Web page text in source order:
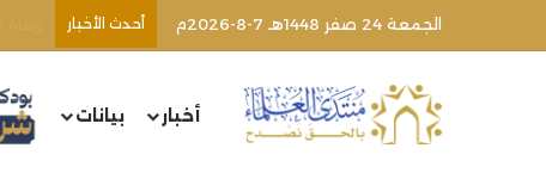
الجمعة 24 صفر 1448هـ 7-8-2026م أحدث الأخبار
أخبار بيانات